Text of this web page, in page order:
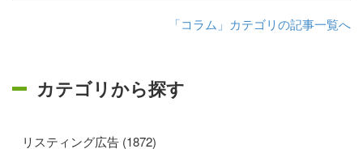
「コラム」カテゴリの記事一覧へ
カテゴリから探す
リスティング広告 (1872)